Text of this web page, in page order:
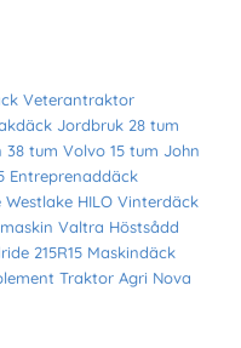
Veterantraktor
Jordbruk 28 tum
38 tum Volvo 15 tum John
Entreprenaddäck
Westlake HILO Vinterdäck
Valtra Höstsådd
215R15 Maskindäck
Traktor Agri Nova